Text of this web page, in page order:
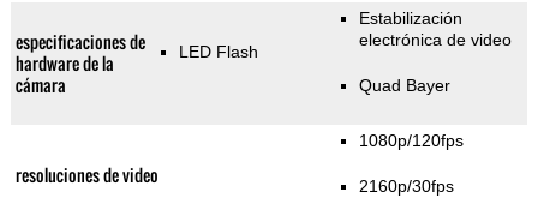
especificaciones de
hardware de la
cámara
LED Flash
Estabilización
electrónica de video
Quad Bayer
resoluciones de video
1080p/120fps
2160p/30fps